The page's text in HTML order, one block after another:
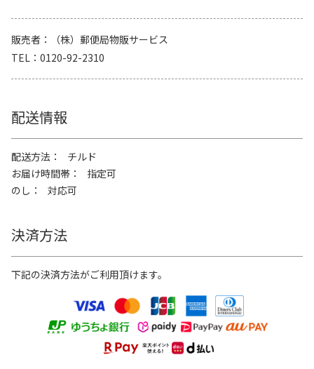
販売者
（株）郵便局物販サービス
TEL
0120-92-2310
配送情報
配送方法
チルド
お届け時間帯
指定可
のし
対応可
決済方法
下記の決済方法がご利用頂けます。